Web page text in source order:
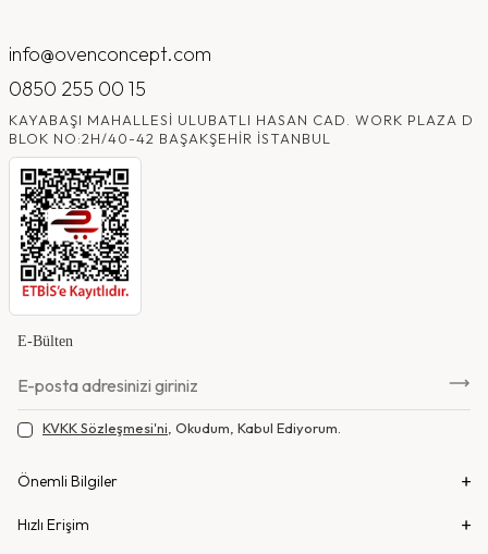
info@ovenconcept.com
0850 255 00 15
KAYABAŞI MAHALLESI ULUBATLI HASAN CAD. WORK PLAZA D
BLOK NO:2H/40-42 BAŞAKŞEHIR İSTANBUL
E-Bülten
KVKK Sözleşmesi'ni , Okudum, Kabul Ediyorum.
Önemli Bilgiler
Hızlı Erişim